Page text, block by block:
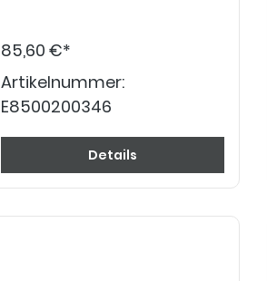
85,60 €*
Artikelnummer:
E8500200346
Details